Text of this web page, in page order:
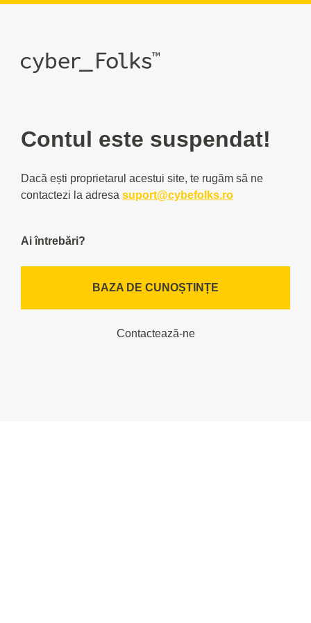
Contul este suspendat!
Dacă ești proprietarul acestui site, te rugăm să ne
contactezi la adresa suport@cybefolks.ro
Ai întrebări?
BAZA DE CUNOȘTINȚE
Contactează-ne